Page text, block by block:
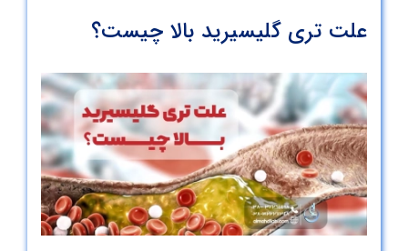
علت تری گلیسیرید بالا چیست؟